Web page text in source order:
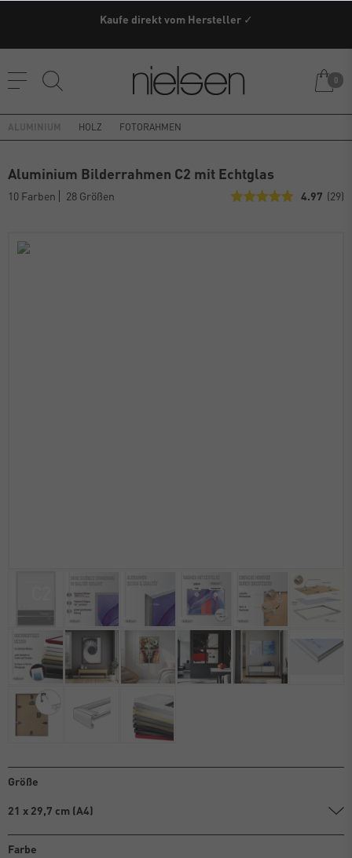
Kaufe direkt vom Hersteller ✓
0
HOLZ FOTORAHMEN
Aluminium Bilderrahmen C2 mit Echtglas
10 Farben 28 Größen 4.97 (29)
Größe
21 x 29,7 cm (A4)
Farbe